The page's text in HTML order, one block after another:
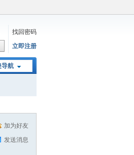
找回密码
立即注册
导航
加为好友
发送消息